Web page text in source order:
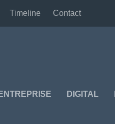
Timeline Contact
DIGITAL